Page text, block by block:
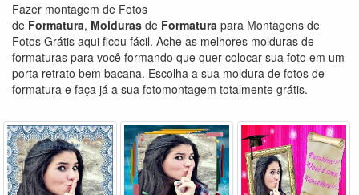
Fazer montagem de Fotos
de Formatura, Molduras de Formatura para Montagens de
Fotos Grátis aqui ficou fácil. Ache as melhores molduras de
formaturas para você formando que quer colocar sua foto em um
porta retrato bem bacana. Escolha a sua moldura de fotos de
formatura e faça já a sua fotomontagem totalmente grátis.